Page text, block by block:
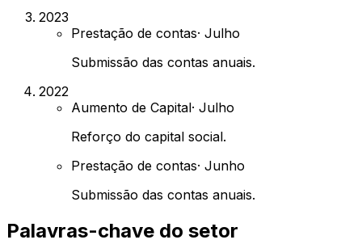
2023
Prestação de contas· Julho
Submissão das contas anuais.
2022
Aumento de Capital· Julho
Reforço do capital social.
Prestação de contas· Junho
Submissão das contas anuais.
Palavras-chave do setor